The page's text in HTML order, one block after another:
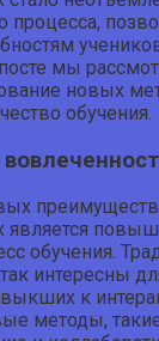
процесса,
мы
новых
обучения.
является
обучения.
интересны
к
методы,